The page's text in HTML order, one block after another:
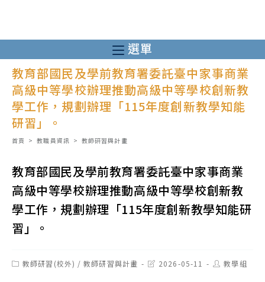
至
主
要
容
選單
教育部國民及學前教育署委託臺中家事商業
高級中等學校辦理推動高級中等學校創新教
學工作，規劃辦理「115年度創新教學知能
研習」。
首頁 > 教職員資訊 > 教師研習與計畫
教育部國民及學前教育署委託臺中家事商業
高級中等學校辦理推動高級中等學校創新教
學工作，規劃辦理「115年度創新教學知能研
習」。
Post教師研習(校外) / 教師研習與計畫
Post2026-05-11
Post教學組